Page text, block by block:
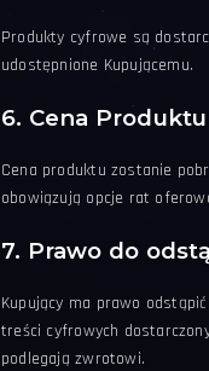
Produkty cyfrowe są
udostępnione Kupującemu.
6. Cena Produktu
Cena produktu zostanie
obowiązują opcje rat
7. Prawo do
Kupujący ma prawo
treści cyfrowych
podlegają zwrotowi.